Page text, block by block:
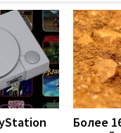
Более